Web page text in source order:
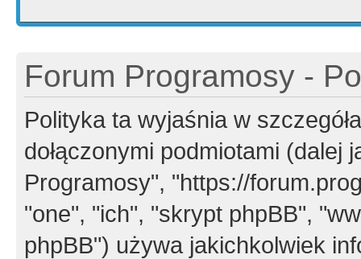
Forum Programosy -
Polityka ta wyjaśnia w
dołączonymi podmiotami (dalej
Programosy", "https://
"one", "ich", "skrypt phpBB",
phpBB") używa jakichkolwiek